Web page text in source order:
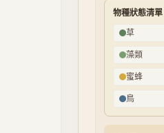
物種狀態清單
草
藻類
蜜蜂
鳥